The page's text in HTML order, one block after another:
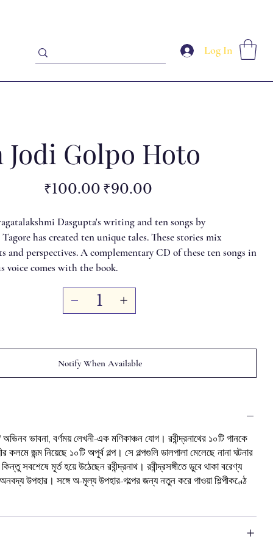
Log In
Jodi Golpo Hoto
Original
price
₹100.00
Sale
price
₹90.00
Dasgupta's writing and ten songs by
has created ten unique tales. These stories mix
and perspectives. A complementary CD of these ten songs in
voice comes with the book.
Notify When Available
ভাবনা, বর্ণময় লেখনী-এক মণিকাঞ্চন যোগ। রবীন্দ্রনাথের ১০টি গানকে
কলমে জন্ম নিয়েছে ১০টি অপূর্ব গল্প। সে গল্পগুলি ডালপালা মেলেছে নানা ঘটনার
সবশেষে মূর্ত হয়ে উঠেছেন রবীন্দ্রনাথ। রবীন্দ্রসঙ্গীতে ডুবে থাকা বরেণ্য
উপহার। সঙ্গে অ-মূল্য উপহার-গল্পের জন্য নতুন করে গাওয়া শিল্পীকণ্ঠে